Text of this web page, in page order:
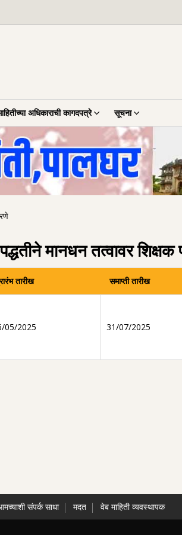
अधिकाराची कागदपत्रे सूचना
मानधन तत्वावर
तारीख समाप्ती तारीख
05/2025 31/07/2025
संपर्क साधा मदत वेब माहिती व्यवस्थापक